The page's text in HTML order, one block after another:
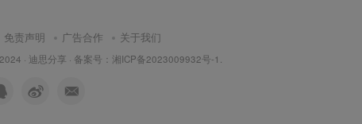
免责声明 广告合作 关于我们
· 迪思分享 · 备案号： 湘ICP备2023009932号-1 .